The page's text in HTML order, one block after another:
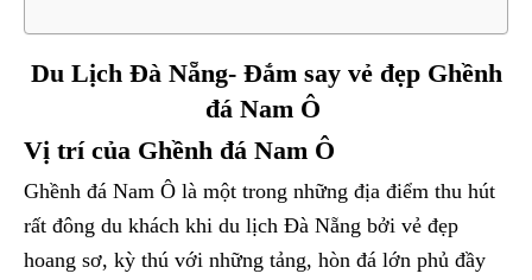
Du Lịch Đà Nẵng- Đắm say vẻ đẹp Ghềnh
đá Nam Ô
Vị trí của Ghềnh đá Nam Ô
Ghềnh đá Nam Ô là một trong những địa điểm thu hút
rất đông du khách khi du lịch Đà Nẵng bởi vẻ đẹp
hoang sơ, kỳ thú với những tảng, hòn đá lớn phủ đầy